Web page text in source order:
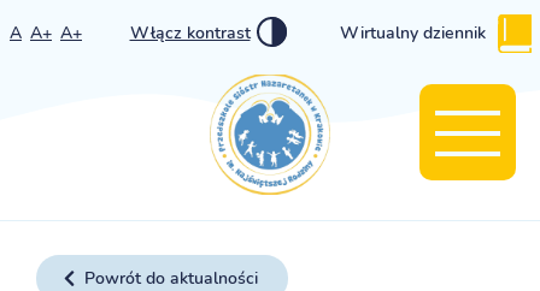
A A+ A+ Włącz kontrast Wirtualny dziennik
Powrót do aktualności